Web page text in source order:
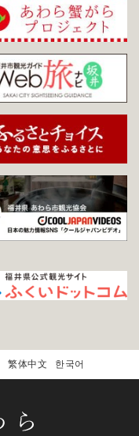
繁体中文 한국어